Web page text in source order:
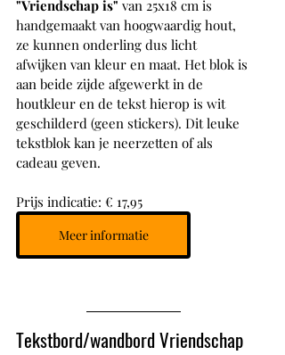
"Vriendschap is" van 25x18 cm is
handgemaakt van hoogwaardig hout,
ze kunnen onderling dus licht
afwijken van kleur en maat. Het blok is
aan beide zijde afgewerkt in de
houtkleur en de tekst hierop is wit
geschilderd (geen stickers). Dit leuke
tekstblok kan je neerzetten of als
cadeau geven.
Prijs indicatie: € 17,95
Meer informatie
Tekstbord/wandbord Vriendschap